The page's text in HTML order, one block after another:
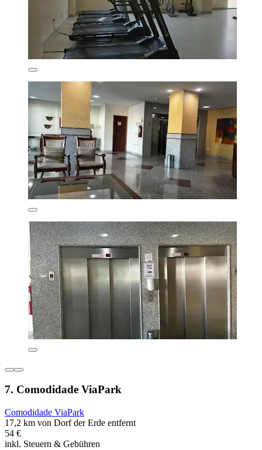
7. Comodidade ViaPark
Comodidade ViaPark
17,2 km von Dorf der Erde entfernt
54 €
inkl. Steuern & Gebühren